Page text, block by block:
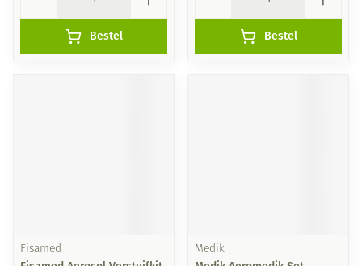
Bestel Bestel
Fisamed Medik